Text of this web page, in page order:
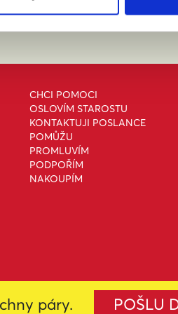
CHCI POMOCI
OSLOVÍM STAROSTU
KONTAKTUJI POSLANCE
POMŮŽU
PROMLUVÍM
PODPOŘÍM
NAKOUPÍM
Neužívejte komerčně-Nezpracovávejte
páry. POŠLU